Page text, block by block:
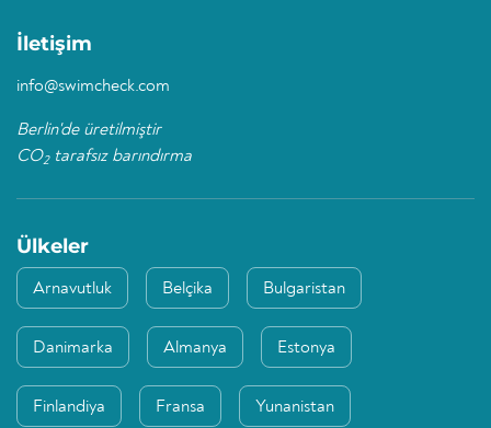
İletişim
info@swimcheck.com
Berlin'de üretilmiştir
CO2tarafsız barındırma
Ülkeler
Arnavutluk Belçika Bulgaristan
Danimarka Almanya Estonya
Finlandiya Fransa Yunanistan